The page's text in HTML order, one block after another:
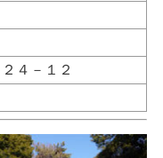
４－１２